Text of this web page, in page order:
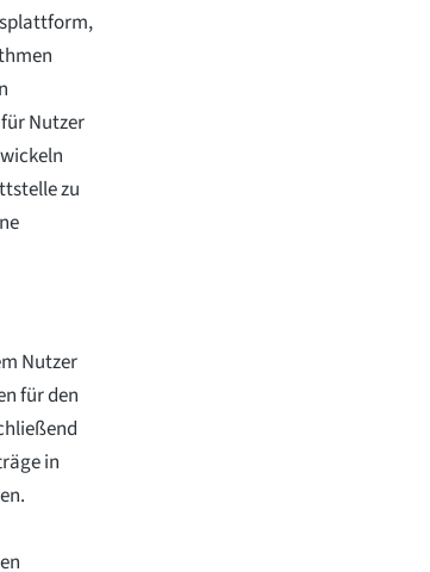
Nutzer
zu
Nutzer
für den
in